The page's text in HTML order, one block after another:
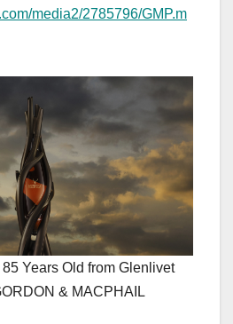
media2/2785796/GMP.m
Years Old from Glenlivet
& MACPHAIL